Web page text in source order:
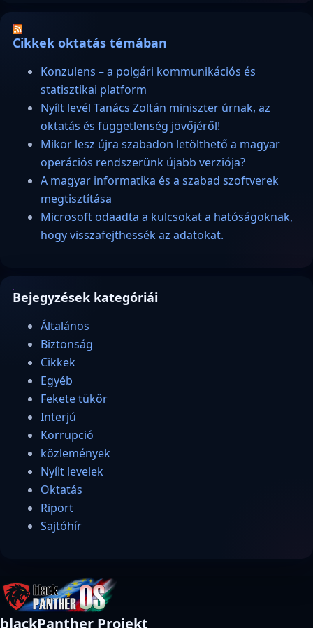
Cikkek oktatás témában
Konzulens – a polgári kommunikációs és
statisztikai platform
Nyílt levél Tanács Zoltán miniszter úrnak, az
oktatás és függetlenség jövőjéről!
Mikor lesz újra szabadon letölthető a magyar
operációs rendszerünk újabb verziója?
A magyar informatika és a szabad szoftverek
megtisztítása
Microsoft odaadta a kulcsokat a hatóságoknak,
hogy visszafejthessék az adatokat.
Bejegyzések kategóriái
Általános
Biztonság
Cikkek
Egyéb
Fekete tükör
Interjú
Korrupció
közlemények
Nyílt levelek
Oktatás
Riport
Sajtóhír
blackPanther Projekt